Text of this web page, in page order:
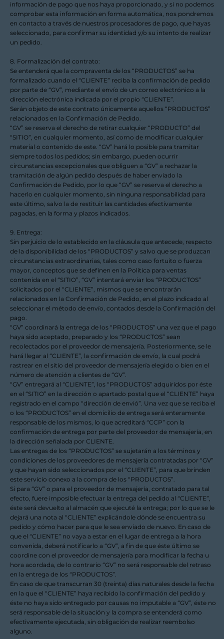
información de pago que nos haya proporcionado, y si no podemos
comprobar esta información en forma automática, nos pondremos
en contacto a través de nuestros procesadores de pago, que hayas
seleccionado, para confirmar su identidad y/o su intento de realizar
un pedido.
8. Formalización del contrato:
Se entenderá que la compraventa de los “PRODUCTOS” se ha
formalizado cuando el “CLIENTE” reciba la confirmación de pedido
por parte de “GV”, mediante el envío de un correo electrónico a la
dirección electrónica indicada por el propio “CLIENTE”.
Serán objeto de este contrato únicamente aquellos “PRODUCTOS”
relacionados en la Confirmación de Pedido.
“GV” se reserva el derecho de retirar cualquier “PRODUCTO” del
“SITIO”, en cualquier momento, así como de modificar cualquier
material o contenido de este. “GV” hará lo posible para tramitar
siempre todos los pedidos; sin embargo, pueden ocurrir
circunstancias excepcionales que obliguen a “GV” a rechazar la
tramitación de algún pedido después de haber enviado la
Confirmación de Pedido, por lo que “GV” se reserva el derecho a
hacerlo en cualquier momento, sin ninguna responsabilidad para
este último, salvo la de restituir las cantidades efectivamente
pagadas, en la forma y plazos indicados.
9. Entrega:
Sin perjuicio de lo establecido en la cláusula que antecede, respecto
de la disponibilidad de los “PRODUCTOS” y salvo que se produzcan
circunstancias extraordinarias, tales como caso fortuito o fuerza
mayor, conceptos que se definen en la Política para ventas
contenida en el “SITIO”, “GV” intentará enviar los “PRODUCTOS”
solicitados por el “CLIENTE”, mismos que se encontrarán
relacionados en la Confirmación de Pedido, en el plazo indicado al
seleccionar el método de envío, contados desde la Confirmación del
pago.
“GV” coordinará la entrega de los “PRODUCTOS” una vez que el pago
haya sido aceptado, preparado y los “PRODUCTOS” sean
recolectados por el proveedor de mensajería. Posteriormente, se le
hará llegar al “CLIENTE”, la confirmación de envío, la cual podrá
rastrear en el sitio del proveedor de mensajería elegido o bien en el
número de atención a clientes de “GV”.
“GV” entregará al “CLIENTE”, los “PRODUCTOS” adquiridos por éste
en el “SITIO” en la dirección o apartado postal que el “CLIENTE” haya
registrado en el campo “dirección de envió”. Una vez que se reciba el
o los “PRODUCTOS” en el domicilio de entrega será enteramente
responsable de los mismos, lo que acreditará “CCP” con la
confirmación de entrega por parte del proveedor de mensajería, en
la dirección señalada por CLIENTE.
Las entregas de los “PRODUCTOS” se sujetarán a los términos y
condiciones de los proveedores de mensajería contratadas por “GV”
y que hayan sido seleccionados por el “CLIENTE”, para que brinden
este servicio conexo a la compra de los “PRODUCTOS”.
Si para “GV” o para el proveedor de mensajería, contratado para tal
efecto, fuere imposible efectuar la entrega del pedido al “CLIENTE”,
éste será devuelto al almacén que ejecuté la entrega; por lo que se le
dejará una nota al “CLIENTE” explicándole dónde se encuentra su
pedido y cómo hacer para que le sea enviado de nuevo. En caso de
que el “CLIENTE” no vaya a estar en el lugar de entrega a la hora
convenida, deberá notificarlo a “GV”, a fin de que éste último se
coordine con el proveedor de mensajería para modificar la fecha u
hora acordada, de lo contrario “GV” no será responsable del retraso
en la entrega de los “PRODUCTOS”.
En caso de que transcurran 30 (treinta) días naturales desde la fecha
en la que el “CLIENTE” haya recibido la confirmación del pedido y
éste no haya sido entregado por causas no imputable a “GV”, éste no
será responsable de la situación y la compra se entenderá como
efectivamente ejecutada, sin obligación de realizar reembolso
alguno.